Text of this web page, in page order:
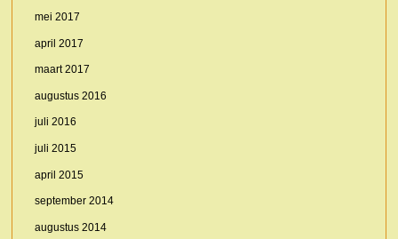
mei 2017
april 2017
maart 2017
augustus 2016
juli 2016
juli 2015
april 2015
september 2014
augustus 2014